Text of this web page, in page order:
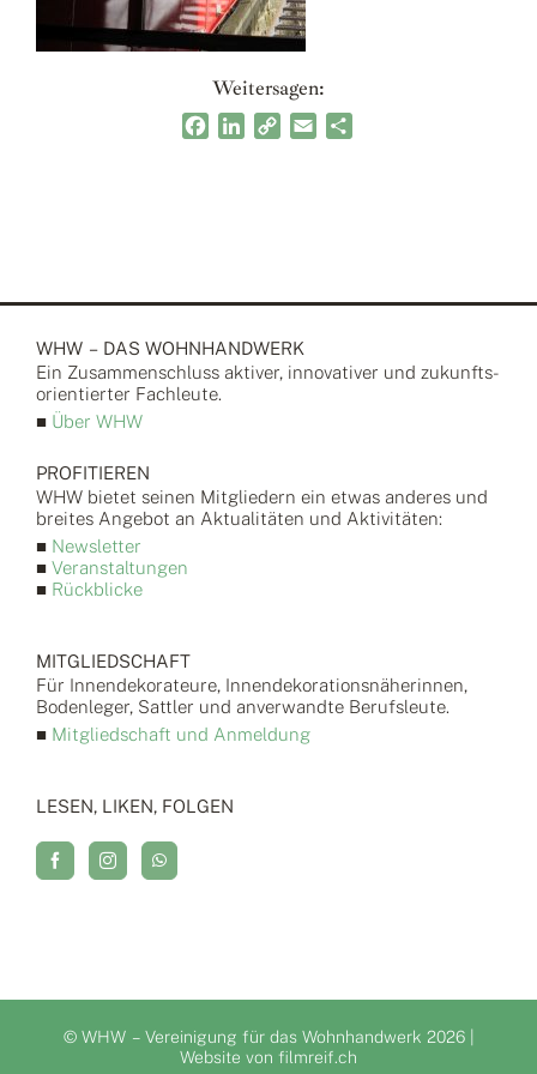
Weitersagen:
Facebook
LinkedIn
Copy
Email
WHW – DAS WOHNHANDWERK
Ein Zusammen­schluss aktiver, inno­vativer und zukunfts­
orientierter Fach­leute.
■ Über WHW
PROFITIEREN
WHW bietet seinen Mitgliedern ein etwas anderes und
breites Angebot an Aktualitäten und Aktivitäten:
■ Newsletter
■ Veranstaltungen
■ Rückblicke
MITGLIEDSCHAFT
Für Innendekorateure, Innendekorationsnäherinnen,
Bodenleger, Sattler und anverwandte Berufsleute.
■ Mitgliedschaft und Anmeldung
LESEN, LIKEN, FOLGEN
© WHW – Vereinigung für das Wohnhandwerk 2026 |
Website von filmreif.ch